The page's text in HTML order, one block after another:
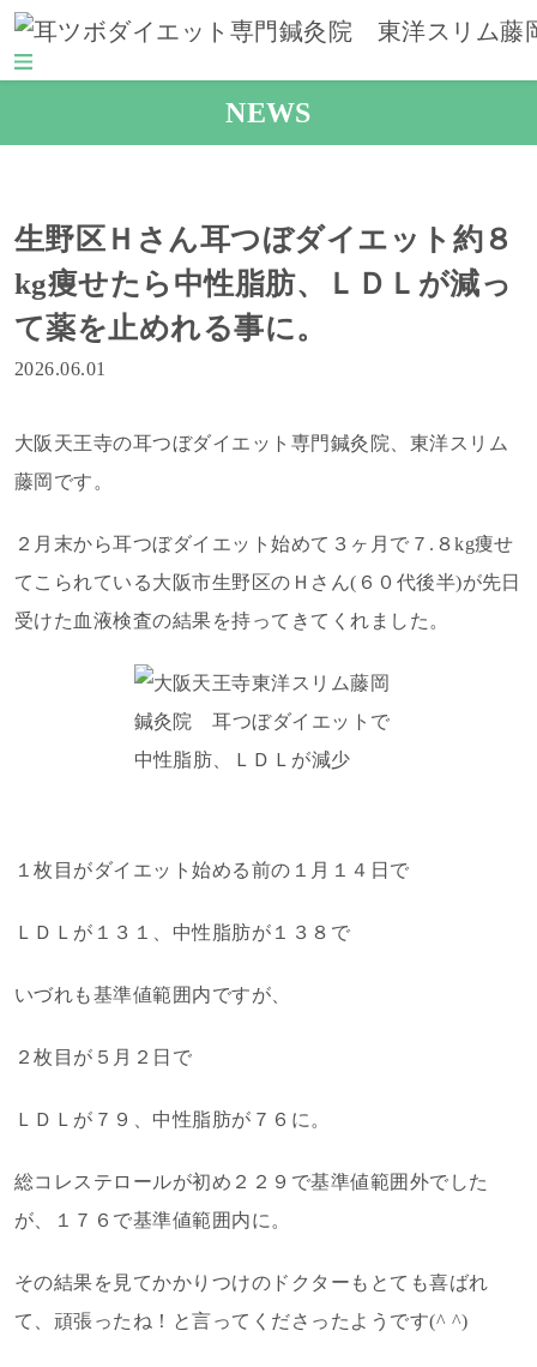
NEWS
生野区Ｈさん耳つぼダイエット約８
kg痩せたら中性脂肪、ＬＤＬが減っ
て薬を止めれる事に。
2026.06.01
大阪天王寺の耳つぼダイエット専門鍼灸院、東洋スリム
藤岡です。
２月末から耳つぼダイエット始めて３ヶ月で７.８kg痩せ
てこられている大阪市生野区のＨさん(６０代後半)が先日
受けた血液検査の結果を持ってきてくれました。
１枚目がダイエット始める前の１月１４日で
ＬＤＬが１３１、中性脂肪が１３８で
いづれも基準値範囲内ですが、
２枚目が５月２日で
ＬＤＬが７９、中性脂肪が７６に。
総コレステロールが初め２２９で基準値範囲外でした
が、１７６で基準値範囲内に。
その結果を見てかかりつけのドクターもとても喜ばれ
て、頑張ったね！と言ってくださったようです(^ ^)